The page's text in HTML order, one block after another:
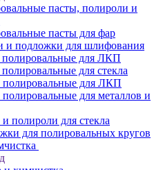
пасты, полироли и
пасты для фар
и подложки для шлифования
для ЛКП
для стекла
для ЛКП
для металлов и
полироли для стекла
для полировальных кругов